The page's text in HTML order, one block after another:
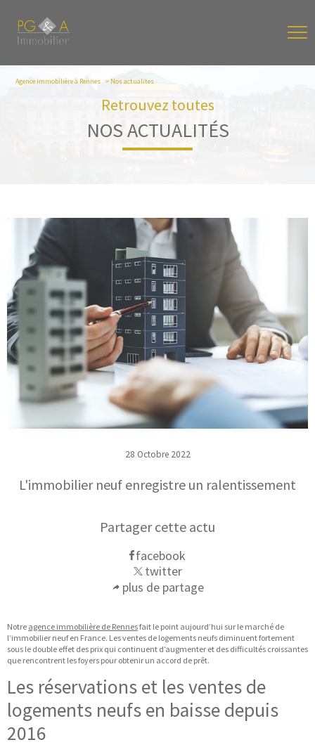
Agence immobilière à Rennes Nos actualites
Retrouvez toutes
NOS ACTUALITÉS
28 Octobre 2022
L'immobilier neuf enregistre un ralentissement
Partager cette actu
facebook
twitter
plus de partage
Notre agence immobilière de Rennesfait le point aujourd’hui sur le marché de
l’immobilier neuf en France. Les ventes de logements neufs diminuent fortement
sous le double effet des prix qui continuent d’augmenter et des difficultés croissantes
que rencontrent les foyers pour obtenir un accord de prêt.
Les réservations et les ventes de
logements neufs en baisse depuis
2016